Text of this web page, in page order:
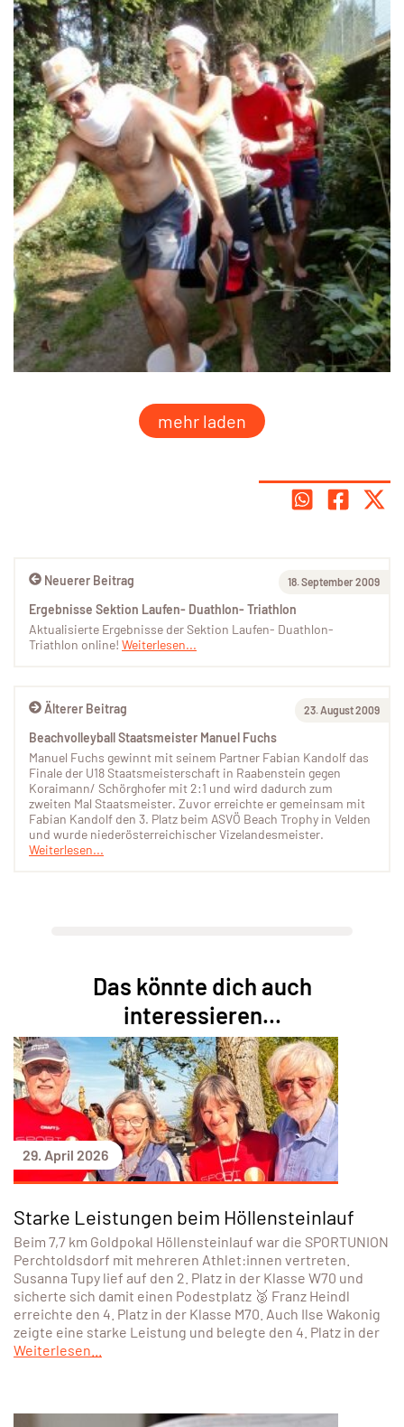
mehr laden
Älterer Beitrag 23. August 2009
Beachvolleyball Staatsmeister Manuel Fuchs
Manuel Fuchs gewinnt mit seinem Partner Fabian Kandolf das
Finale der U18 Staatsmeisterschaft in Raabenstein gegen
Koraimann/ Schörghofer mit 2:1 und wird dadurch zum
zweiten Mal Staatsmeister. Zuvor erreichte er gemeinsam mit
Fabian Kandolf den 3. Platz beim ASVÖ Beach Trophy in Velden
und wurde niederösterreichischer Vizelandesmeister.
Weiterlesen...
Neuerer Beitrag 18. September 2009
Ergebnisse Sektion Laufen- Duathlon- Triathlon
Aktualisierte Ergebnisse der Sektion Laufen- Duathlon-
Triathlon online! Weiterlesen...
Das könnte dich auch
interessieren...
29. April 2026
Starke Leistungen beim Höllensteinlauf
Beim 7,7 km Goldpokal Höllensteinlauf war die SPORTUNION
Perchtoldsdorf mit mehreren Athlet:innen vertreten.
Susanna Tupy lief auf den 2. Platz in der Klasse W70 und
sicherte sich damit einen Podestplatz 🥈 Franz Heindl
erreichte den 4. Platz in der Klasse M70. Auch Ilse Wakonig
zeigte eine starke Leistung und belegte den 4. Platz in der
Weiterlesen...